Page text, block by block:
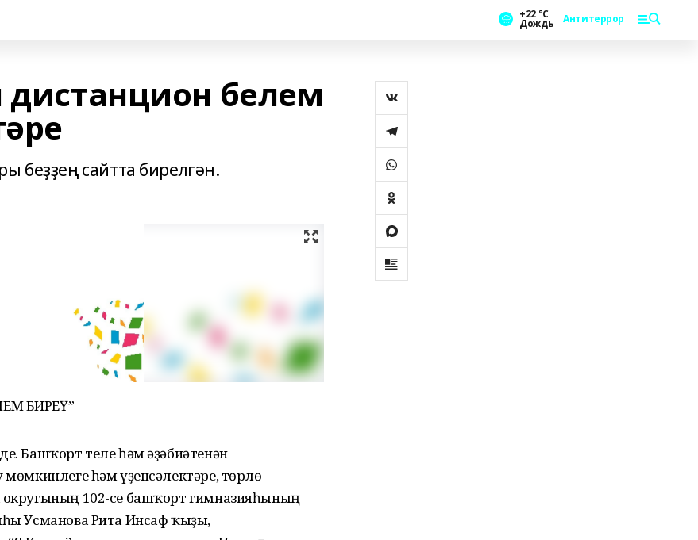
+22 °С
Дождь Антитеррор
белем
беҙҙең сайтта бирелгән.
БИРЕҮ”
Башҡорт теле һәм әҙәбиәтенән
һәм үҙенсәлектәре, төрлө
102-се башҡорт гимназияһының
Усманова Рита Инсаф ҡыҙы,